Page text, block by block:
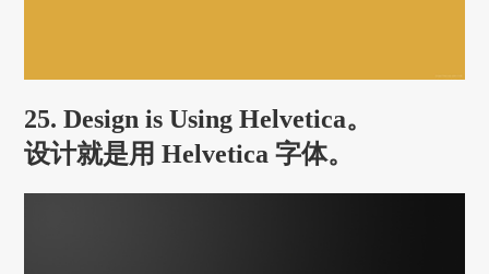
25. Design is Using Helvetica。
设计就是用 Helvetica 字体。